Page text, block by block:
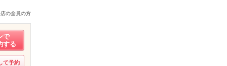
の全員の方
で
する
て予約